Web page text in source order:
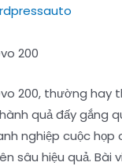
200
200, thường hay
quả đấy gắng
nghiệp cuộc
sâu hiệu quả. Bài